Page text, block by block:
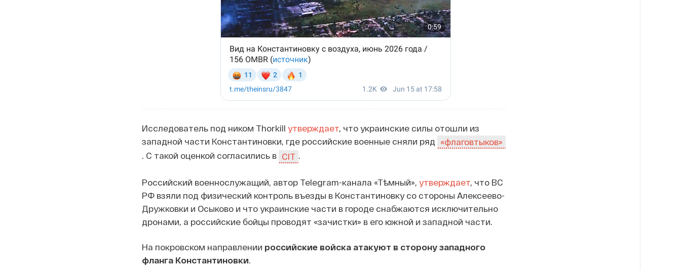
Исследователь под ником Thorkill утверждает, что украинские силы отошли из
западной части Константиновки, где российские военные сняли ряд
«флаговтыков»
. С такой оценкой согласились в CIT .
Российский военнослужащий, автор Telegram-канала «Тѣмный», утверждает, что ВС
РФ взяли под физический контроль въезды в Константиновку со стороны Алексеево-
Дружковки и Осыково и что украинские части в городе снабжаются исключительно
дронами, а российские бойцы проводят «зачистки» в его южной и западной части.
На покровском направлении российские войска атакуют в сторону западного
фланга Константиновки